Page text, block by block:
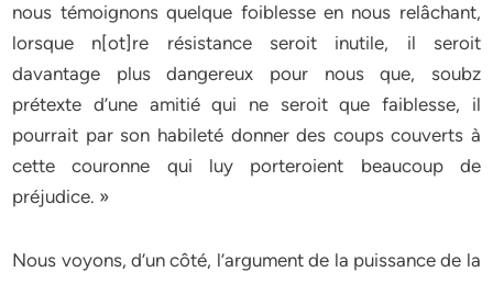
nous témoignons quelque foiblesse en nous relâchant,
lorsque n[ot]re résistance seroit inutile, il seroit
davantage plus dangereux pour nous que, soubz
prétexte d’une amitié qui ne seroit que faiblesse, il
pourrait par son habileté donner des coups couverts à
cette couronne qui luy porteroient beaucoup de
préjudice. »
Nous voyons, d’un côté, l’argument de la puissance de la